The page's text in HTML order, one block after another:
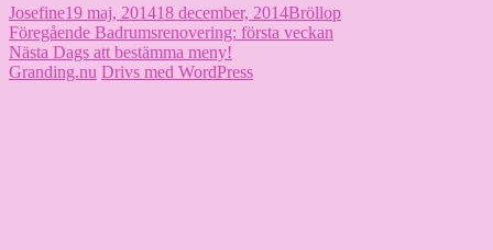
Författare
JosefinePublicerat
den
19 maj, 201418 december, 2014Kategorier
Bröllop
Inläggsnavigering
Föregående Föregående
inlägg:
Badrumsrenovering: första veckan
Nästa Nästa
inlägg:
Dags att bestämma meny!
Granding.nu Drivs med WordPress